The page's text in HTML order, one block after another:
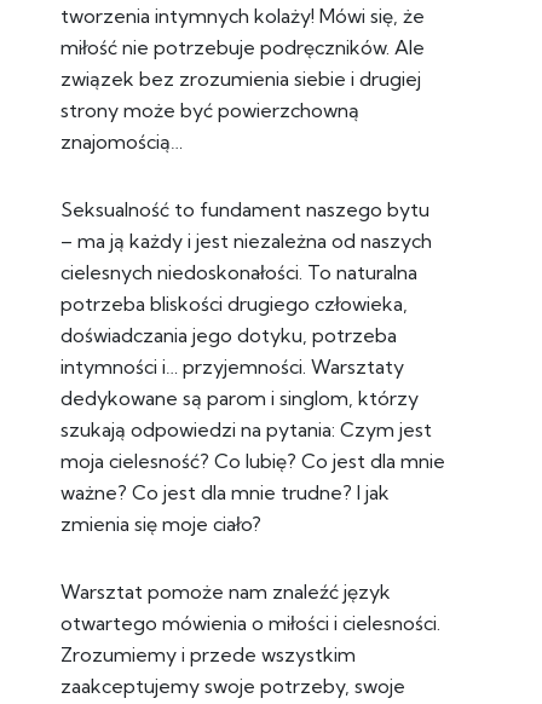
tworzenia intymnych kolaży! Mówi się, że
miłość nie potrzebuje podręczników. Ale
związek bez zrozumienia siebie i drugiej
strony może być powierzchowną
znajomością…
Seksualność to fundament naszego bytu
– ma ją każdy i jest niezależna od naszych
cielesnych niedoskonałości. To naturalna
potrzeba bliskości drugiego człowieka,
doświadczania jego dotyku, potrzeba
intymności i… przyjemności. Warsztaty
dedykowane są parom i singlom, którzy
szukają odpowiedzi na pytania: Czym jest
moja cielesność? Co lubię? Co jest dla mnie
ważne? Co jest dla mnie trudne? I jak
zmienia się moje ciało?
Warsztat pomoże nam znaleźć język
otwartego mówienia o miłości i cielesności.
Zrozumiemy i przede wszystkim
zaakceptujemy swoje potrzeby, swoje